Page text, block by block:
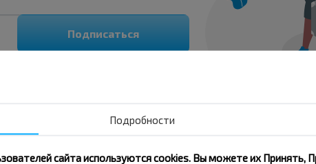
Подписаться
Подробности
сайта используются cookies. Вы можете их Принять,